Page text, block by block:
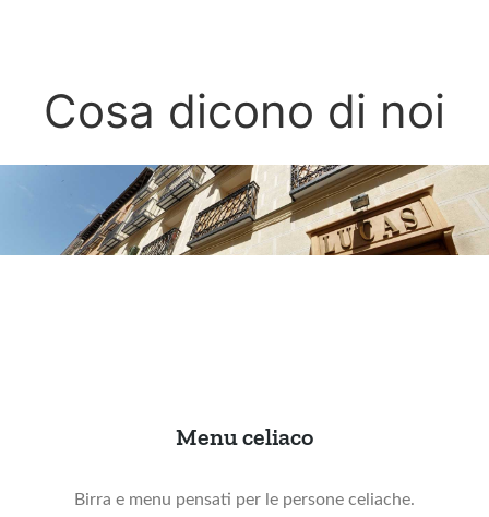
Cosa dicono di noi
Menu celiaco
Birra e menu pensati per le persone celiache.